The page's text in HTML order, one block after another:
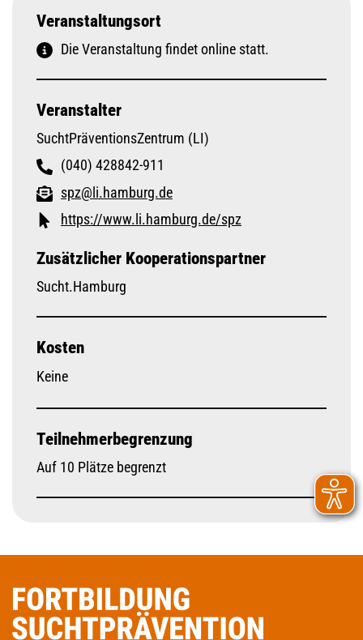
Veranstaltungsort
Die Veranstaltung findet online statt.
Veranstalter
SuchtPräventionsZentrum (LI)
(040) 428842-911
spz@li.hamburg.de
https://www.li.hamburg.de/spz
Zusätzlicher Kooperationspartner
Sucht.Hamburg
Kosten
Keine
Teilnehmerbegrenzung
Auf 10 Plätze begrenzt